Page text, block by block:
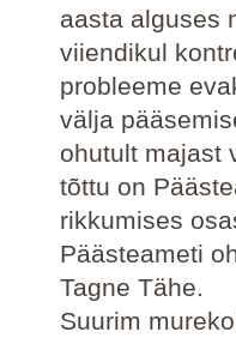
aasta alguses
viiendikul
probleeme
välja
ohutult majast
tõttu on
rikkumises
Päästeameti
Tagne Tähe.
Suurim